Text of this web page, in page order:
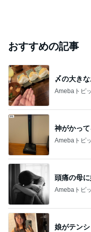
おすすめの記事
〆の大き
Amebaトピ
神がかっ
Amebaトピ
頭痛の母
Amebaトピ
娘がテン